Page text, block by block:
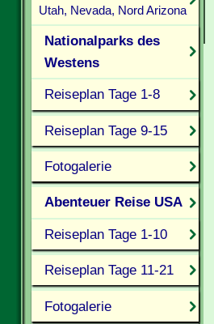
Utah, Nevada, Nord Arizona
Nationalparks des
Westens
Reiseplan Tage 1-8
Reiseplan Tage 9-15
Fotogalerie
Abenteuer Reise USA
Reiseplan Tage 1-10
Reiseplan Tage 11-21
Fotogalerie